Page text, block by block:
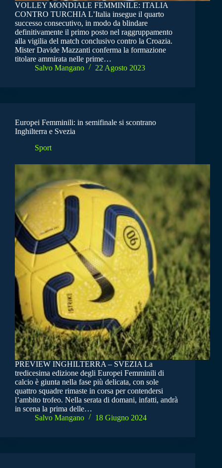
VOLLEY MONDIALE FEMMINILE: ITALIA
CONTRO TURCHIA L’Italia insegue il quarto
successo consecutivo, in modo da blindare
definitivamente il primo posto nel raggruppamento
alla vigilia del match conclusivo contro la Croazia.
Mister Davide Mazzanti conferma la formazione
titolare ammirata nelle prime…
Salvo Mangano
22 Agosto 2023
Europei Femminili: in semifinale si scontrano
Inghilterra e Svezia
Sport
PREVIEW INGHILTERRA – SVEZIA La
tredicesima edizione degli Europei Femminili di
calcio è giunta nella fase più delicata, con sole
quattro squadre rimaste in corsa per contendersi
l’ambito trofeo. Nella serata di domani, infatti, andrà
in scena la prima delle…
Salvo Mangano
18 Giugno 2024